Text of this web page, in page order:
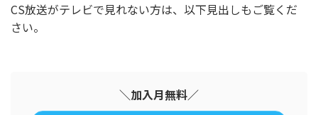
CS放送がテレビで見れない方は、以下見出しもご覧くだ
さい。
＼加入月無料／